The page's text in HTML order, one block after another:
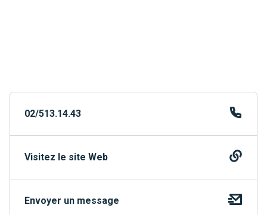
02/513.14.43
Visitez le site Web
Envoyer un message